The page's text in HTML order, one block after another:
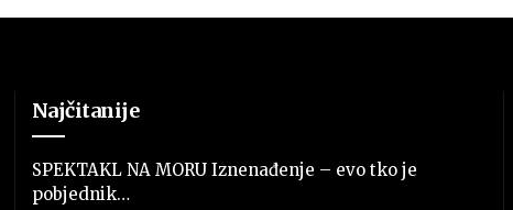
Najčitanije
SPEKTAKL NA MORU Iznenađenje – evo tko je
pobjednik…